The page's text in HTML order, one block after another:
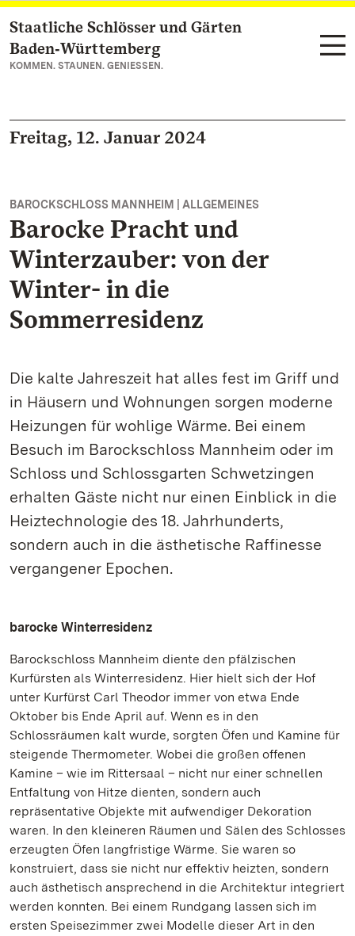
Zum Hauptinhalt springen
Staatliche Schlösser und Gärten
Baden‑Württemberg
KOMMEN. STAUNEN. GENIESSEN.
Freitag, 12. Januar 2024
BAROCKSCHLOSS MANNHEIM | ALLGEMEINES
Barocke Pracht und
Winterzauber: von der
Winter- in die
Sommerresidenz
Die kalte Jahreszeit hat alles fest im Griff und
in Häusern und Wohnungen sorgen moderne
Heizungen für wohlige Wärme. Bei einem
Besuch im Barockschloss Mannheim oder im
Schloss und Schlossgarten Schwetzingen
erhalten Gäste nicht nur einen Einblick in die
Heiztechnologie des 18. Jahrhunderts,
sondern auch in die ästhetische Raffinesse
vergangener Epochen.
barocke Winterresidenz
Barockschloss Mannheim diente den pfälzischen
Kurfürsten als Winterresidenz. Hier hielt sich der Hof
unter Kurfürst Carl Theodor immer von etwa Ende
Oktober bis Ende April auf. Wenn es in den
Schlossräumen kalt wurde, sorgten Öfen und Kamine für
steigende Thermometer. Wobei die großen offenen
Kamine – wie im Rittersaal – nicht nur einer schnellen
Entfaltung von Hitze dienten, sondern auch
repräsentative Objekte mit aufwendiger Dekoration
waren. In den kleineren Räumen und Sälen des Schlosses
erzeugten Öfen langfristige Wärme. Sie waren so
konstruiert, dass sie nicht nur effektiv heizten, sondern
auch ästhetisch ansprechend in die Architektur integriert
werden konnten. Bei einem Rundgang lassen sich im
ersten Speisezimmer zwei Modelle dieser Art in den